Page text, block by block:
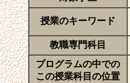
授業のキーワード
教職専門科目
プログラムの中での
この授業科目の位置